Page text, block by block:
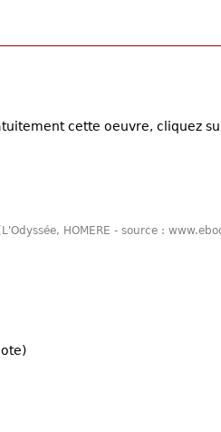
cette oeuvre, cliquez
HOMERE - source :